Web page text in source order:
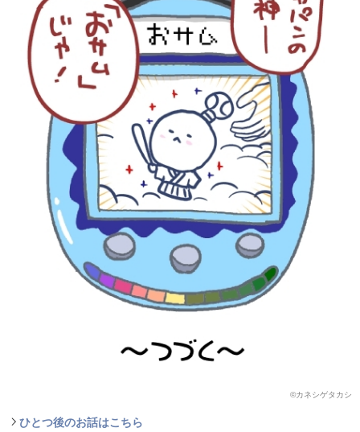
©︎カネシゲタカシ
ひとつ後のお話はこちら